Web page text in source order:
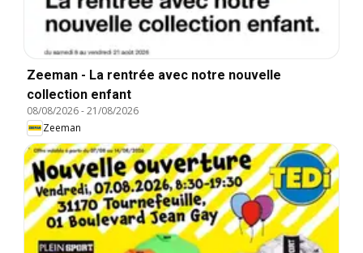
Zeeman - La rentrée avec notre nouvelle
collection enfant
08/08/2026-21/08/2026
Zeeman